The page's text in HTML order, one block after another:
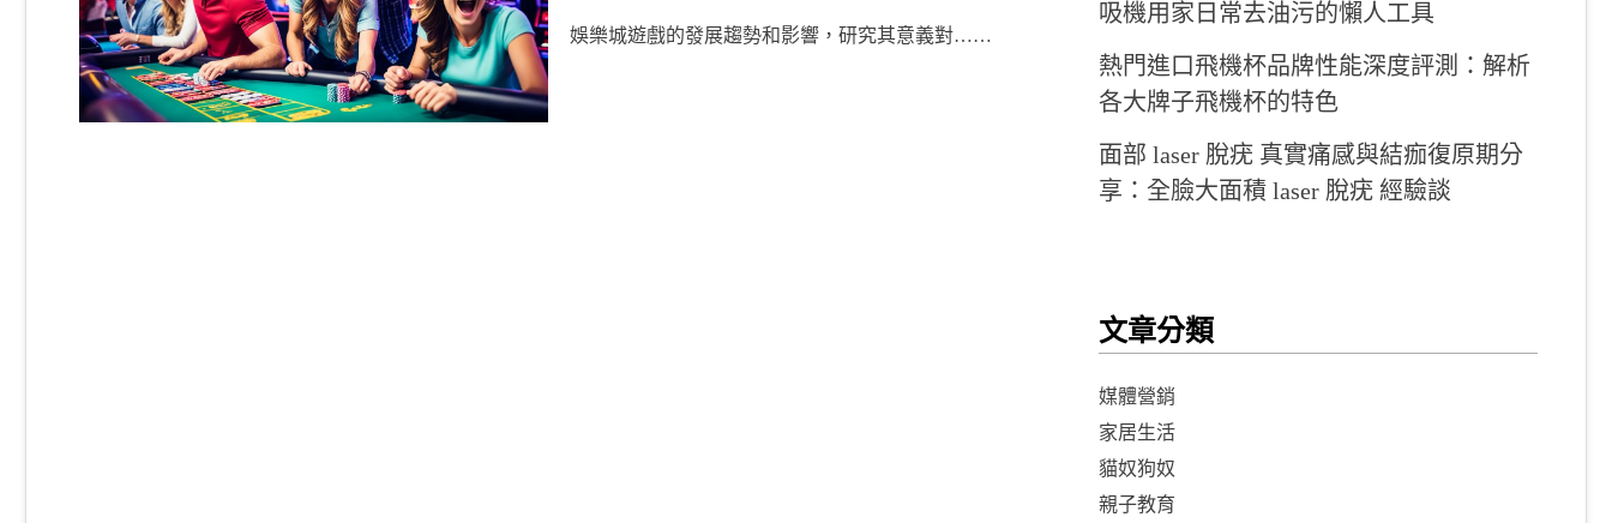
娛樂城遊戲的發展趨勢和影響，研究其意義對……
吸機用家日常去油污的懶人工具
熱門進口飛機杯品牌性能深度評測：解析
各大牌子飛機杯的特色
面部 laser 脫疣 真實痛感與結痂復原期分
享：全臉大面積 laser 脫疣 經驗談
文章分類
媒體營銷
家居生活
貓奴狗奴
親子教育